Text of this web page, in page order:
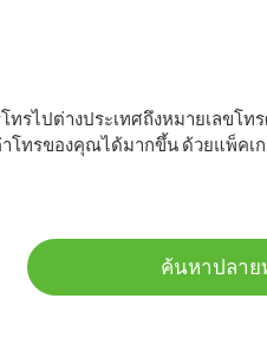
รไปต่างประเทศถึงหมายเลข
ทรของคุณได้มากขึ้น ด้วยแพ็คเ
ค้นหาปลาย